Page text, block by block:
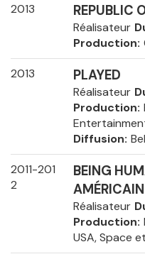
2013 REPUBLIC
Réalisateur
Production
2013 PLAYED
Réalisateur
Production
Diffusion
2011-201
2
BEING
Réalisateur
Production
USA, Space